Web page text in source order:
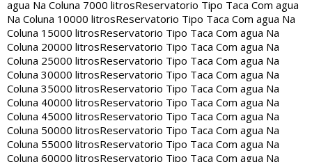
agua Na Coluna 7000 litrosReservatorio Tipo Taca Com agua
Na Coluna 10000 litrosReservatorio Tipo Taca Com agua Na
Coluna 15000 litrosReservatorio Tipo Taca Com agua Na
Coluna 20000 litrosReservatorio Tipo Taca Com agua Na
Coluna 25000 litrosReservatorio Tipo Taca Com agua Na
Coluna 30000 litrosReservatorio Tipo Taca Com agua Na
Coluna 35000 litrosReservatorio Tipo Taca Com agua Na
Coluna 40000 litrosReservatorio Tipo Taca Com agua Na
Coluna 45000 litrosReservatorio Tipo Taca Com agua Na
Coluna 50000 litrosReservatorio Tipo Taca Com agua Na
Coluna 55000 litrosReservatorio Tipo Taca Com agua Na
Coluna 60000 litrosReservatorio Tipo Taca Com agua Na